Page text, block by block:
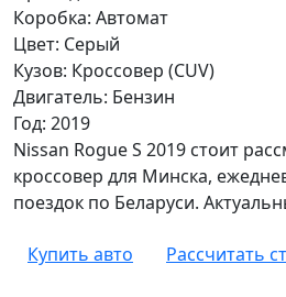
Коробка: Автомат
Цвет: Серый
Кузов: Кроссовер (CUV)
Двигатель: Бензин
Год: 2019
Nissan Rogue S 2019 стоит
кроссовер для Минска,
поездок по Беларуси.
Купить авто Рассчитать